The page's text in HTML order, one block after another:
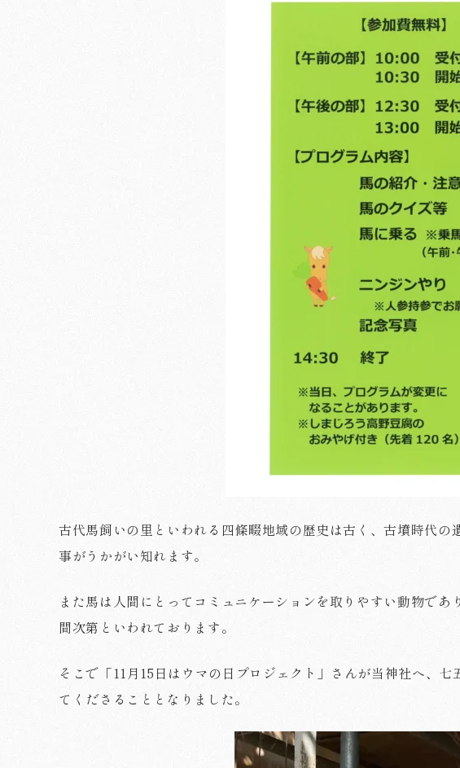
古代馬飼いの里といわれる四條畷地域の歴史は古く、古墳時代
事がうかがい知れます。
また馬は人間にとってコミュニケーションを取りやすい動物で
間次第といわれております。
そこで「11月15日はウマの日プロジェクト」さんが当神社へ、
てくださることとなりました。